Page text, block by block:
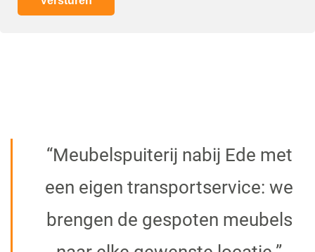
“Meubelspuiterij nabij Ede met
een eigen transportservice: we
brengen de gespoten meubels